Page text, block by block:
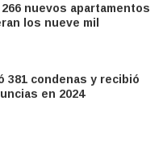
nuevos apartamentos
los nueve mil
381 condenas y recibió
en 2024